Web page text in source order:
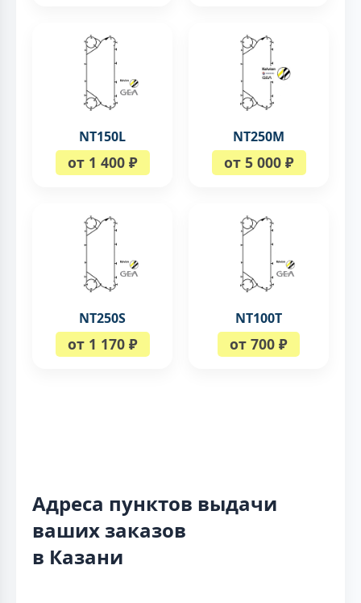
NT150L
от 1 400 ₽
NT250M
от 5 000 ₽
NT250S
от 1 170 ₽
NT100T
от 700 ₽
Адреса пунктов выдачи
ваших заказов
в Казани